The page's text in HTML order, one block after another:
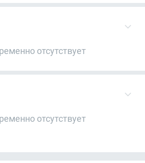
отсутствует
отсутствует